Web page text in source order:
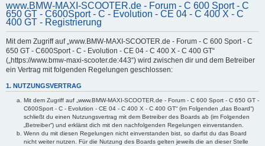
www.BMW-MAXI-SCOOTER.de - Forum - C 600 Sport - C
650 GT - C600Sport - C - Evolution - CE 04 - C 400 X - C
400 GT - Registrierung
Mit dem Zugriff auf „www.BMW-MAXI-SCOOTER.de - Forum - C 600 Sport - C
650 GT - C600Sport - C - Evolution - CE 04 - C 400 X - C 400 GT“
(„https://www.bmw-maxi-scooter.de:443“) wird zwischen dir und dem Betreiber
ein Vertrag mit folgenden Regelungen geschlossen:
1. NUTZUNGSVERTRAG
Mit dem Zugriff auf „www.BMW-MAXI-SCOOTER.de - Forum - C 600 Sport - C 650 GT -
C600Sport - C - Evolution - CE 04 - C 400 X - C 400 GT“ (im Folgenden „das Board“)
schließt du einen Nutzungsvertrag mit dem Betreiber des Boards ab (im Folgenden
„Betreiber“) und erklärst dich mit den nachfolgenden Regelungen einverstanden.
Wenn du mit diesen Regelungen nicht einverstanden bist, so darfst du das Board
nicht weiter nutzen. Für die Nutzung des Boards gelten jeweils die an dieser Stelle